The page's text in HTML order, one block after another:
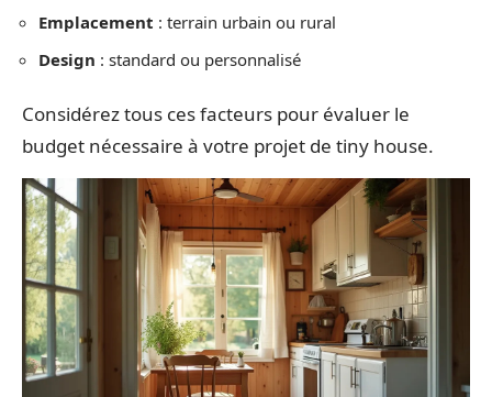
Emplacement : terrain urbain ou rural
Design : standard ou personnalisé
Considérez tous ces facteurs pour évaluer le
budget nécessaire à votre projet de tiny house.